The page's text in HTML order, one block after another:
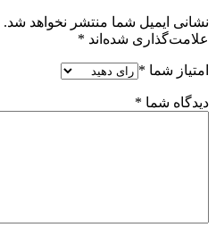
نشانی ایمیل شما منتشر نخواهد شد.
علامت‌گذاری شده‌اند *
امتیاز شما *
دیدگاه شما *